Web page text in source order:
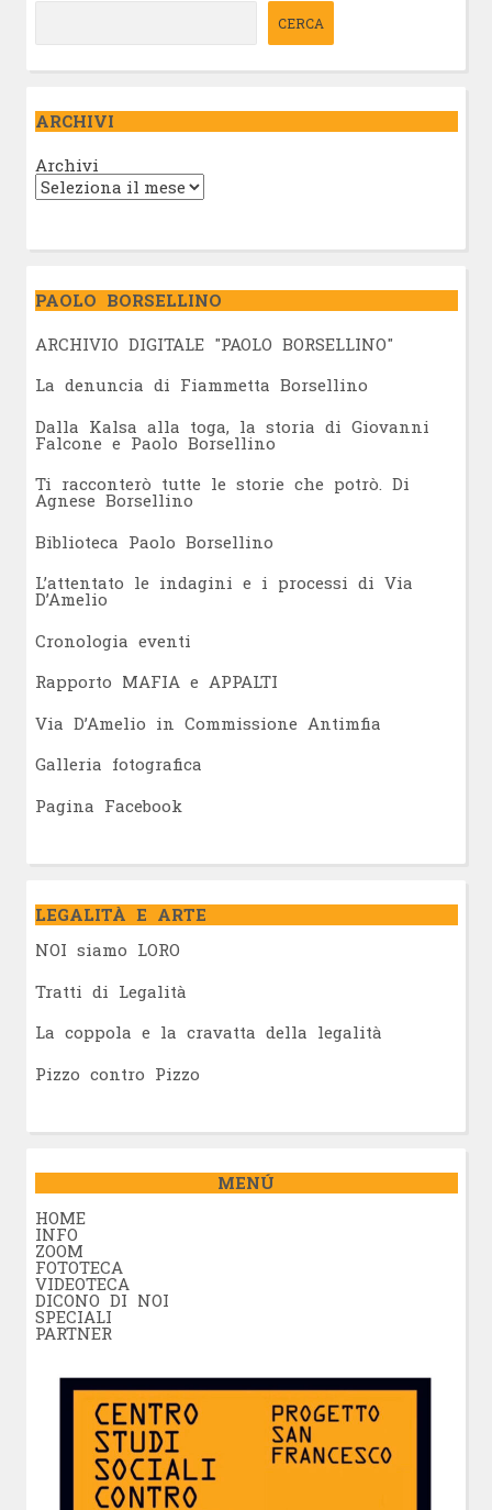
CERCA
ARCHIVI
Archivi
PAOLO BORSELLINO
ARCHIVIO DIGITALE "PAOLO BORSELLINO"
La denuncia di Fiammetta Borsellino
Dalla Kalsa alla toga, la storia di Giovanni
Falcone e Paolo Borsellino
Ti racconterò tutte le storie che potrò. Di
Agnese Borsellino
Biblioteca Paolo Borsellino
L’attentato le indagini e i processi di Via
D’Amelio
Cronologia eventi
Rapporto MAFIA e APPALTI
Via D’Amelio in Commissione Antimfia
Galleria fotografica
Pagina Facebook
LEGALITÀ E ARTE
NOI siamo LORO
Tratti di Legalità
La coppola e la cravatta della legalità
Pizzo contro Pizzo
MENÚ
HOME
INFO
ZOOM
FOTOTECA
VIDEOTECA
DICONO DI NOI
SPECIALI
PARTNER